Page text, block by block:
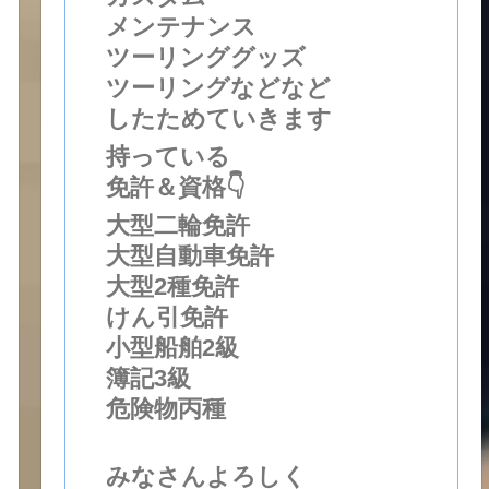
メンテナンス
ツーリンググッズ
ツーリングなどなど
したためていきます
持っている
免許＆資格👇
大型二輪免許
大型自動車免許
大型2種免許
けん引免許
小型船舶2級
簿記3級
危険物丙種
みなさんよろしく